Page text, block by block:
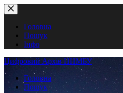
Перейти
до
вмістуГоловна
Пошук
Інфо
Цифровий Архів ННМБУ
Головна
Пошук